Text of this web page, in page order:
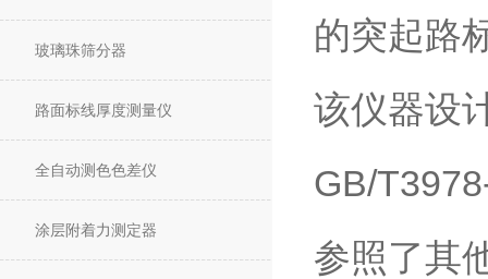
玻璃珠筛分器
路面标线厚度测量仪
全自动测色色差仪
涂层附着力测定器
的突起路
该仪器设
GB/
参照了其